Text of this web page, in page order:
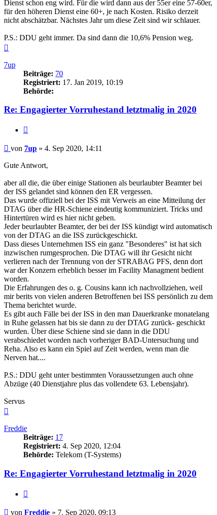
Dienst schon eng wird. Für die wird dann aus der 55er eine 57-60er,
für den höheren Dienst eine 60+, je nach Kosten. Risiko derzeit
nicht abschätzbar. Nächstes Jahr um diese Zeit sind wir schlauer.
P.S.: DDU geht immer. Da sind dann die 10,6% Pension weg.
7up
Beiträge: 70
Registriert: 17. Jan 2019, 10:19
Behörde:
Re: Engagierter Vorruhestand letztmalig in 2020
Beitrag
von 7up » 4. Sep 2020, 14:11
Gute Antwort,
aber all die, die über einige Stationen als beurlaubter Beamter bei
der ISS gelandet sind können den ER vergessen.
Das wurde offiziell bei der ISS mit Verweis an eine Mitteilung der
DTAG über die HR-Schiene eindeutig kommuniziert. Tricks und
Hintertüren wird es hier nicht geben.
Jeder beurlaubter Beamter, der bei der ISS kündigt wird automatisch
von der DTAG an die ISS zurückgeschickt.
Dass dieses Unternehmen ISS ein ganz "Besonderes" ist hat sich
inzwischen rumgesprochen. Die DTAG will ihr Gesicht nicht
verlieren nach der Trennung von der STRABAG PFS, denn dort
war der Konzern erheblich besser im Facility Managment bedient
worden.
Die Erfahrungen des o. g. Cousins kann ich nachvollziehen, weil
mir berits von vielen anderen Betroffenen bei ISS persönlich zu dem
Thema berichtet wurde.
Es gibt auch Fälle bei der ISS in den man Dauerkranke monatelang
in Ruhe gelassen hat bis sie dann zu der DTAG zurück- geschickt
wurden. Über diese Schiene sind sie dann in die DDU
verabschiedet worden nach vorheriger BAD-Untersuchung und
Reha. Also es kann ein Spiel auf Zeit werden, wenn man die
Nerven hat....
P.S.: DDU geht unter bestimmten Voraussetzungen auch ohne
Abzüge (40 Dienstjahre plus das vollendete 63. Lebensjahr).
Servus
Freddie
Beiträge: 17
Registriert: 4. Sep 2020, 12:04
Behörde: Telekom (T-Systems)
Re: Engagierter Vorruhestand letztmalig in 2020
Beitrag
von Freddie » 7. Sep 2020, 09:13